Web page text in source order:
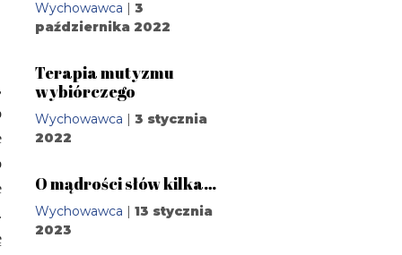
Wychowawca |3
października 2022
Terapia mutyzmu
wybiórczego
Wychowawca |3 stycznia
2022
O mądrości słów kilka…
Wychowawca |13 stycznia
2023